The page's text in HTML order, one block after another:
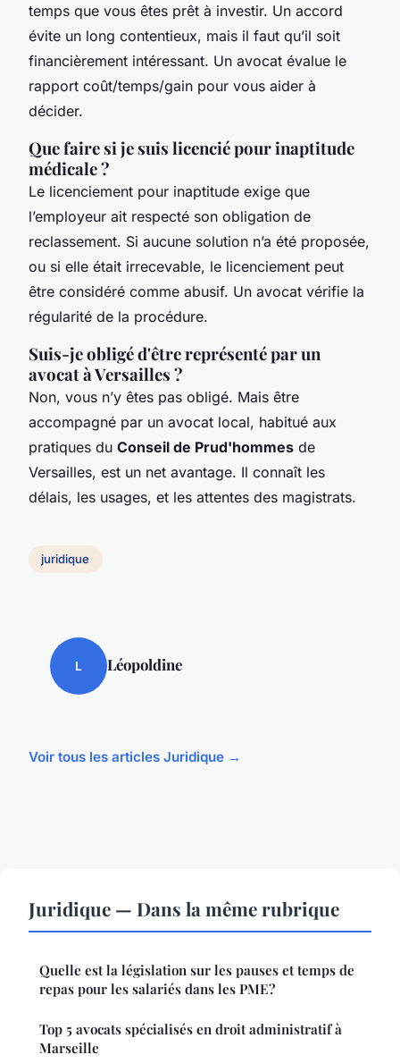
temps que vous êtes prêt à investir. Un accord
évite un long contentieux, mais il faut qu’il soit
financièrement intéressant. Un avocat évalue le
rapport coût/temps/gain pour vous aider à
décider.
Que faire si je suis licencié pour inaptitude
médicale ?
Le licenciement pour inaptitude exige que
l’employeur ait respecté son obligation de
reclassement. Si aucune solution n’a été proposée,
ou si elle était irrecevable, le licenciement peut
être considéré comme abusif. Un avocat vérifie la
régularité de la procédure.
Suis-je obligé d'être représenté par un
avocat à Versailles ?
Non, vous n’y êtes pas obligé. Mais être
accompagné par un avocat local, habitué aux
pratiques du Conseil de Prud'hommes de
Versailles, est un net avantage. Il connaît les
délais, les usages, et les attentes des magistrats.
juridique
L Léopoldine
Voir tous les articles Juridique →
Juridique — Dans la même rubrique
Quelle est la législation sur les pauses et temps de
repas pour les salariés dans les PME?
Top 5 avocats spécialisés en droit administratif à
Marseille